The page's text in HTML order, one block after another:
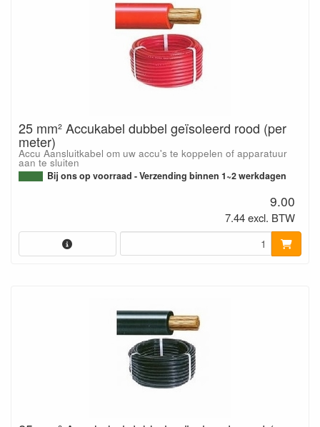
25 mm² Accukabel dubbel geïsoleerd rood (per
meter)
Accu Aansluitkabel om uw accu's te koppelen of apparatuur
aan te sluiten
Bij ons op voorraad - Verzending binnen 1~2 werkdagen
9.00
7.44 excl. BTW